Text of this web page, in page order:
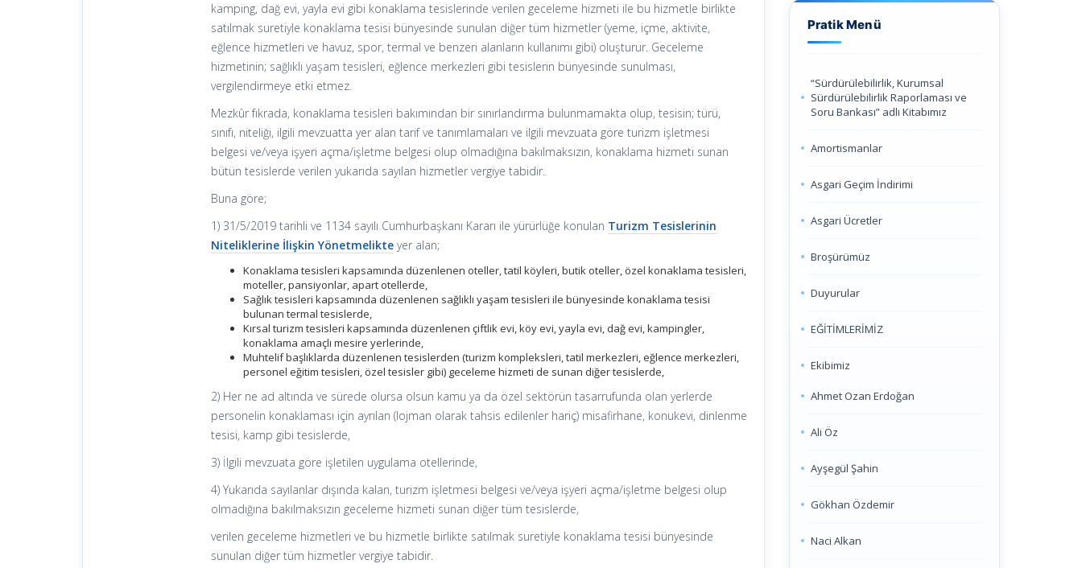
kamping, dağ evi, yayla evi gibi konaklama tesislerinde verilen geceleme hizmeti ile bu hizmetle birlikte
satılmak suretiyle konaklama tesisi bünyesinde sunulan diğer tüm hizmetler (yeme, içme, aktivite,
eğlence hizmetleri ve havuz, spor, termal ve benzeri alanların kullanımı gibi) oluşturur. Geceleme
hizmetinin; sağlıklı yaşam tesisleri, eğlence merkezleri gibi tesislerin bünyesinde sunulması,
vergilendirmeye etki etmez.
Mezkûr fıkrada, konaklama tesisleri bakımından bir sınırlandırma bulunmamakta olup, tesisin; türü,
sınıfı, niteliği, ilgili mevzuatta yer alan tarif ve tanımlamaları ve ilgili mevzuata göre turizm işletmesi
belgesi ve/veya işyeri açma/işletme belgesi olup olmadığına bakılmaksızın, konaklama hizmeti sunan
bütün tesislerde verilen yukarıda sayılan hizmetler vergiye tabidir.
Buna göre;
1) 31/5/2019 tarihli ve 1134 sayılı Cumhurbaşkanı Kararı ile yürürlüğe konulan Turizm Tesislerinin
Niteliklerine İlişkin Yönetmelikte yer alan;
Konaklama tesisleri kapsamında düzenlenen oteller, tatil köyleri, butik oteller, özel konaklama tesisleri,
moteller, pansiyonlar, apart otellerde,
Sağlık tesisleri kapsamında düzenlenen sağlıklı yaşam tesisleri ile bünyesinde konaklama tesisi
bulunan termal tesislerde,
Kırsal turizm tesisleri kapsamında düzenlenen çiftlik evi, köy evi, yayla evi, dağ evi, kampingler,
konaklama amaçlı mesire yerlerinde,
Muhtelif başlıklarda düzenlenen tesislerden (turizm kompleksleri, tatil merkezleri, eğlence merkezleri,
personel eğitim tesisleri, özel tesisler gibi) geceleme hizmeti de sunan diğer tesislerde,
2) Her ne ad altında ve sürede olursa olsun kamu ya da özel sektörün tasarrufunda olan yerlerde
personelin konaklaması için ayrılan (lojman olarak tahsis edilenler hariç) misafirhane, konukevi, dinlenme
tesisi, kamp gibi tesislerde,
3) İlgili mevzuata göre işletilen uygulama otellerinde,
4) Yukarıda sayılanlar dışında kalan, turizm işletmesi belgesi ve/veya işyeri açma/işletme belgesi olup
olmadığına bakılmaksızın geceleme hizmeti sunan diğer tüm tesislerde,
verilen geceleme hizmetleri ve bu hizmetle birlikte satılmak suretiyle konaklama tesisi bünyesinde
sunulan diğer tüm hizmetler vergiye tabidir.
Pratik Menü
“Sürdürülebilirlik, Kurumsal
Sürdürülebilirlik Raporlaması ve
Soru Bankası” adlı Kitabımız
Amortismanlar
Asgari Geçim İndirimi
Asgari Ücretler
Broşürümüz
Duyurular
EĞİTİMLERİMİZ
Ekibimiz
Ahmet Ozan Erdoğan
Ali Öz
Ayşegül Şahin
Gökhan Özdemir
Naci Alkan